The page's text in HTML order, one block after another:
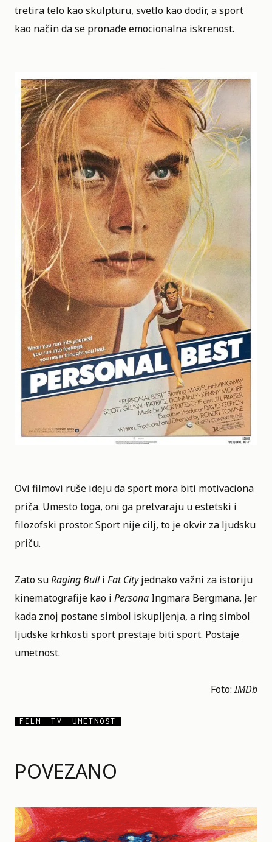
POVEZANO
tretira telo kao skulpturu, svetlo kao dodir, a sport
kao način da se pronađe emocionalna iskrenost.
Ovi filmovi ruše ideju da sport mora biti motivaciona
priča. Umesto toga, oni ga pretvaraju u estetski i
filozofski prostor. Sport nije cilj, to je okvir za ljudsku
priču.
Zato suRaging Bulli Fat Cityjednako važni za istoriju
kinematografije kao i Persona Ingmara Bergmana. Jer
kada znoj postane simbol iskupljenja, a ring simbol
ljudske krhkosti sport prestaje biti sport. Postaje
umetnost.
Foto:IMDb
FILM TV UMETNOST